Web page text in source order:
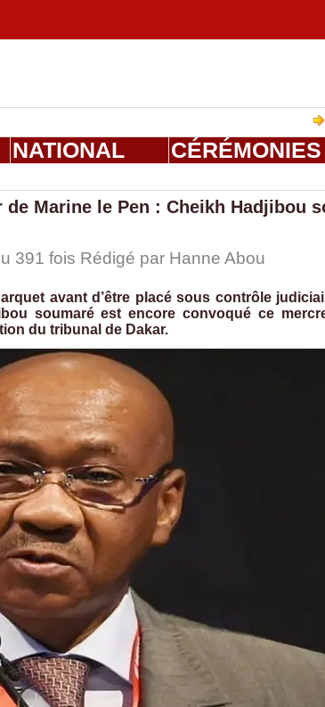
ISM
NATIONAL CÉRÉMONIES
Marine le Pen : Cheikh Hadjibou
391 fois Rédigé par Hanne Abou
avant d’être placé sous contrôle
soumaré est encore convoqué ce
du tribunal de Dakar.